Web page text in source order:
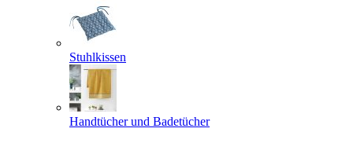
Stuhlkissen
Handtücher und Badetücher